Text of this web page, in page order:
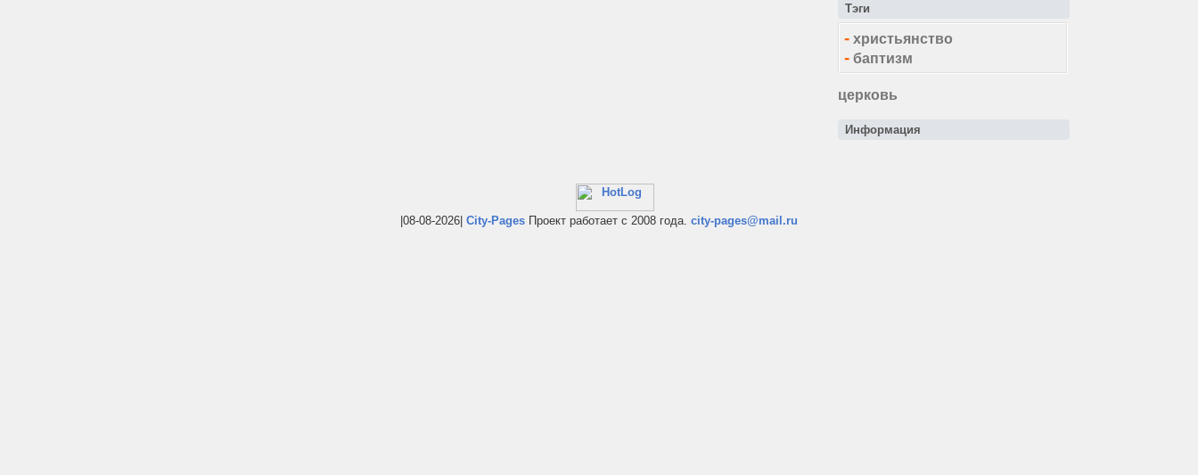
Тэги
- христьянство
- баптизм
церковь
Информация
|08-08-2026| City-Pages Проект работает с 2008 года. city-pages@mail.ru